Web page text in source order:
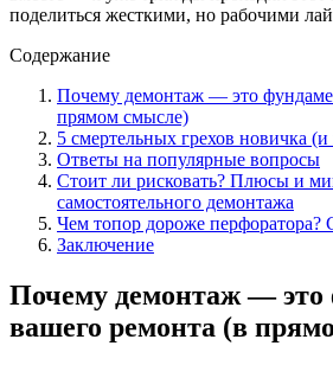
поделиться жесткими, но рабочими
Содержание
Почему демонтаж — это
прямом смысле)
5 смертельных грехов новичка
Ответы на популярные вопросы
Стоит ли рисковать? Плюсы и
самостоятельного демонтажа
Чем топор дороже перфоратора?
Заключение
Почему демонтаж — это
вашего ремонта (в